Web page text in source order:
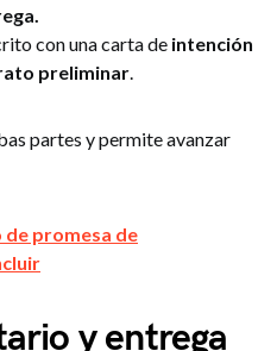
con una carta de intención
preliminar.
partes y permite avanzar
promesa de
y entrega